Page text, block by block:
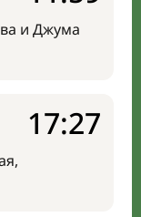
и Джума
17:27